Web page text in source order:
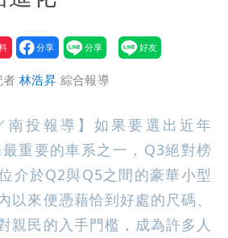
者林浩昇 綜合報導
南投報導】如果要選出近年
重要的車系之一，Q3絕對榜
介於Q2與Q5之間的豪華小型
以來便憑藉恰到好處的尺碼、
親民的入手門檻，成為許多人